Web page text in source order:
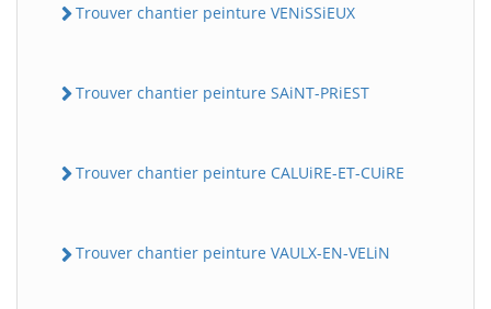
Trouver chantier peinture VENiSSiEUX
Trouver chantier peinture SAiNT-PRiEST
Trouver chantier peinture CALUiRE-ET-CUiRE
Trouver chantier peinture VAULX-EN-VELiN